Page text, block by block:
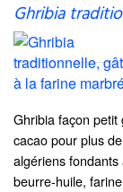
Ghribia
Ghribia façon petit
cacao pour plus
algériens fondants
beurre-huile,